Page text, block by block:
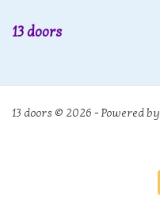
13 doors
13 doors © 2026 - Powered by